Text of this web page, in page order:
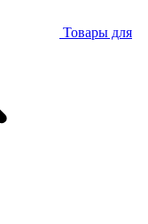
Товары для